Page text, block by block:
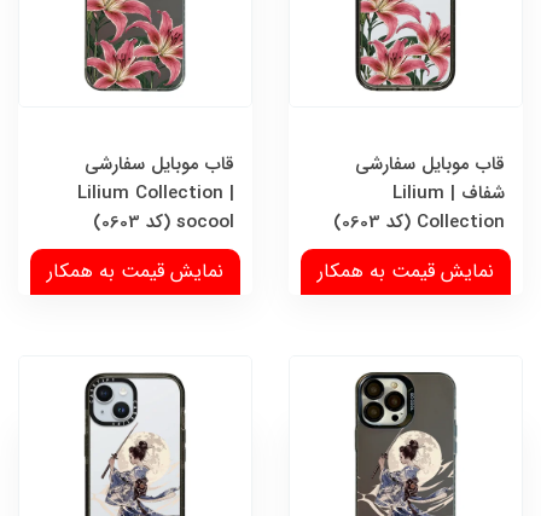
قاب موبایل سفارشی
شفاف | Lilium
Collection (کد 0603)
نمایش قیمت به همکار
قاب موبایل سفارشی
Lilium Collection |
socool (کد 0603)
نمایش قیمت به همکار